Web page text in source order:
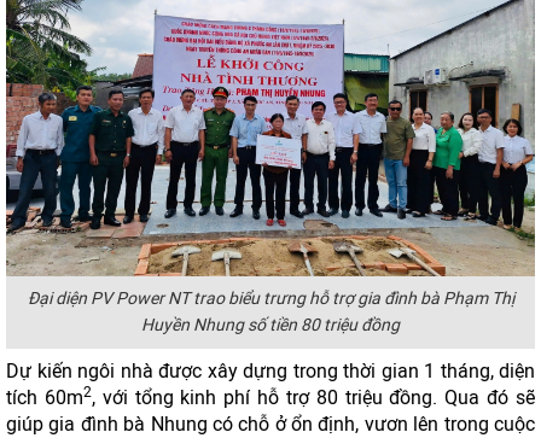
Đại diện PV Power NT trao biểu trưng hỗ trợ gia đình bà Phạm Thị
Huyền Nhungsố tiền 80 triệu đồng
Dự kiến ngôi nhà được xây dựng trong thời gian 1 tháng, diện
tích 60m2, với tổng kinh phí hỗ trợ 80 triệu đồng. Qua đó sẽ
giúp gia đình bà Nhung có chỗ ở ổn định, vươn lên trong cuộc